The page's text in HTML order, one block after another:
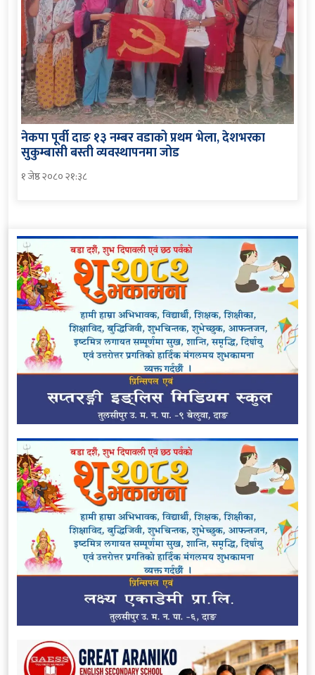
नेकपा पूर्वी दाङ १३ नम्बर वडाको प्रथम भेला, देशभरका
सुकुम्बासी बस्ती व्यवस्थापनमा जोड
१ जेष्ठ २०८० २१:३८